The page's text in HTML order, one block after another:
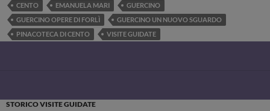
CENTO EMANUELA MARI
GUERCINO
GUERCINO OPERE DI FORLÌ
GUERCINO UN NUOVO SGUARDO
PINACOTECA DI CENTO
VISITE GUIDATE
STORICO VISITE GUIDATE